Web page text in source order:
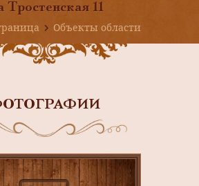
Тростенская 11
Объекты области